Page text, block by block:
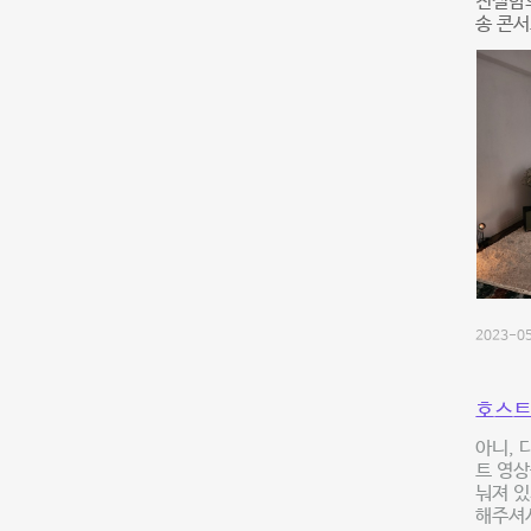
송 콘
2023-
호스
아니,
트 영
눠져
해주